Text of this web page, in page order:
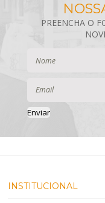
Enviar
INSTITUCIONAL